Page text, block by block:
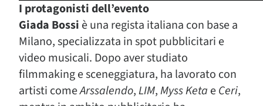
I protagonisti dell’evento
Giada Bossi è una regista italiana con base a
Milano, specializzata in spot pubblicitari e
video musicali. Dopo aver studiato
filmmaking e sceneggiatura, ha lavorato con
artisti comeArssalendo,LIM,Myss Keta eCeri,